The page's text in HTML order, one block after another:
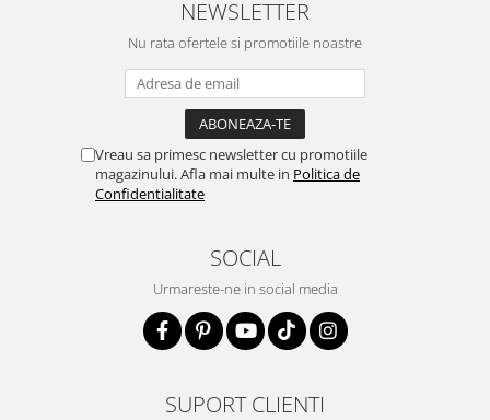
NEWSLETTER
Nu rata ofertele si promotiile noastre
Vreau sa primesc newsletter cu promotiile
magazinului. Afla mai multe in Politica de
Confidentialitate
SOCIAL
Urmareste-ne in social media
SUPORT CLIENTI